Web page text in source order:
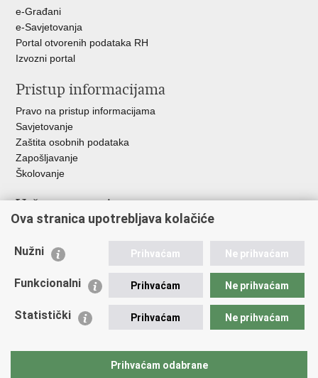
e-Građani
e-Savjetovanja
Portal otvorenih podataka RH
Izvozni portal
Pristup informacijama
Pravo na pristup informacijama
Savjetovanje
Zaštita osobnih podataka
Zapošljavanje
Školovanje
Važne poveznice
Ministarstvo unutarnjih poslova
Udruge
Policijska akademija
Zaklada policijske solidarnosti
Vučetić"
Ova stranica upotrebljava kolačiće
Nužni Prihvaćam Ne prihvaćam
Funkcionalni Prihvaćam Ne prihvaćam
Statistički Prihvaćam Ne prihvaćam
Prihvaćam odabrane